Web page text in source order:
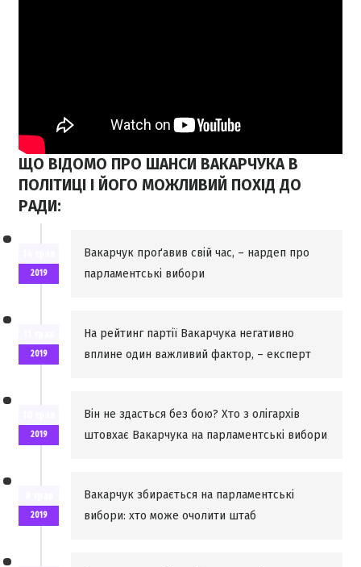
ЩО ВІДОМО ПРО ШАНСИ ВАКАРЧУКА В
ПОЛІТИЦІ І ЙОГО МОЖЛИВИЙ ПОХІД ДО
РАДИ:
2019
Вакарчук проґавив свій час, – нардеп про
парламентські вибори
2019
На рейтинг партії Вакарчука негативно
вплине один важливий фактор, – експерт
2019
Він не здасться без бою? Хто з олігархів
штовхає Вакарчука на парламентські вибори
2019
Вакарчук збирається на парламентські
вибори: хто може очолити штаб